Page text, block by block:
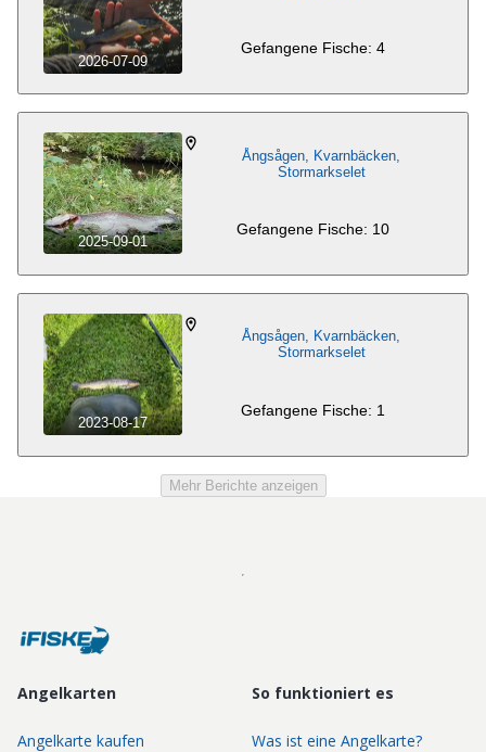
2026-07-09
Gefangene Fische: 4
2025-09-01
Ångsågen, Kvarnbäcken,
Stormarkselet
Gefangene Fische: 10
2023-08-17
Ångsågen, Kvarnbäcken,
Stormarkselet
Gefangene Fische: 1
Mehr Berichte anzeigen
Angelkarten
Angelkarte kaufen
So funktioniert es
Was ist eine Angelkarte?